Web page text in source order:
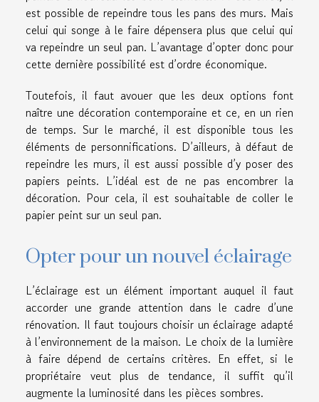
est possible de repeindre tous les pans des murs. Mais
celui qui songe à le faire dépensera plus que celui qui
va repeindre un seul pan. L’avantage d’opter donc pour
cette dernière possibilité est d’ordre économique.
Toutefois, il faut avouer que les deux options font
naître une décoration contemporaine et ce, en un rien
de temps. Sur le marché, il est disponible tous les
éléments de personnifications. D’ailleurs, à défaut de
repeindre les murs, il est aussi possible d’y poser des
papiers peints. L’idéal est de ne pas encombrer la
décoration. Pour cela, il est souhaitable de coller le
papier peint sur un seul pan.
Opter pour un nouvel éclairage
L’éclairage est un élément important auquel il faut
accorder une grande attention dans le cadre d’une
rénovation. Il faut toujours choisir un éclairage adapté
à l’environnement de la maison. Le choix de la lumière
à faire dépend de certains critères. En effet, si le
propriétaire veut plus de tendance, il suffit qu’il
augmente la luminosité dans les pièces sombres.